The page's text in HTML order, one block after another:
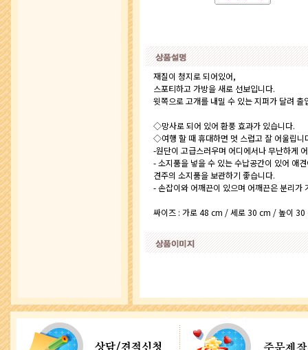
재질이 청지로 되어있어,
스포티하고 가방을 새로 선보입니다.
윗쪽으로 고개를 내밀 수 있는 지퍼가 달려 출
◇망사로 되어 있어 환풍 효과가 있습니다.
◇여행 할 때 휴대하면 멋 스럽고 잘 어울립니
-원단이 고급스러우며 어디에서나 무난하게
- 소지품을 넣을 수 있는 수납공간이 있어 애
견주의 소지품을 보관하기 좋습니다.
- 손잡이와 어깨끈이 있으며 어깨끈은 분리가
싸이즈 : 가로 48 cm / 세로 30 cm / 높이 30